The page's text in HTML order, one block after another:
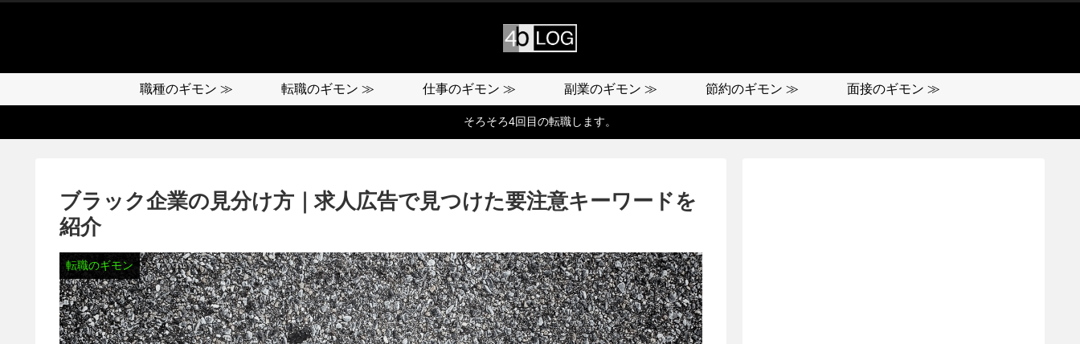
職種のギモン ≫ 転職のギモン ≫ 仕事のギモン ≫ 副業のギモン ≫ 節約のギモン ≫ 面接のギモン ≫
そろそろ4回目の転職します。
ブラック企業の見分け方｜求人広告で見つけた要注意キーワードを
紹介
転職のギモン